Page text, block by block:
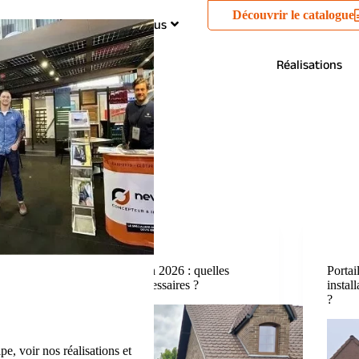
Qui sommes-nous
Réalisations
Découvrir le catalogue
un portail en France en 2026 : quelles
sont vraiment nécessaires ?
?
voir nos réalisations et